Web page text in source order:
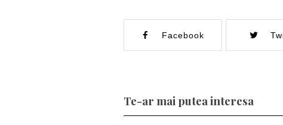
Facebook
Te-ar mai putea interesa